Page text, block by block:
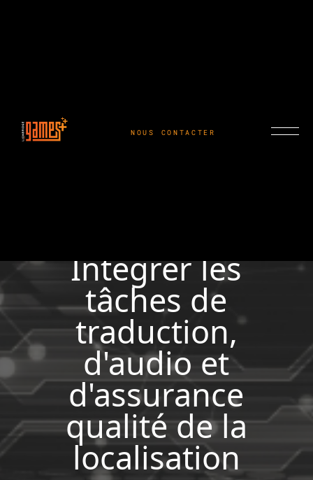
NOUS CONTACTER
Intégrer les
tâches de
traduction,
d'audio et
d'assurance
qualité de la
localisation